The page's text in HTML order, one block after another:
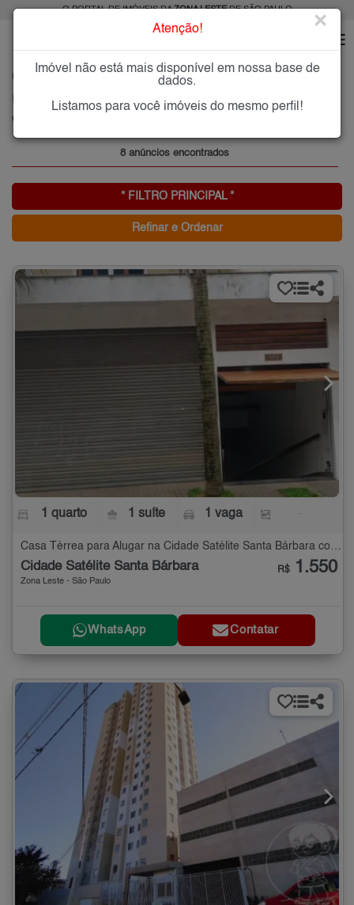
O PORTAL DE IMÓVEIS DAZONA LESTEDE SÃO PAULO
CIDADE SATÉLITE SANTA BÁRBARA
Cidade Satélite Santa Bárbara, Zona Leste
8 anúncios encontrados
* FILTRO PRINCIPAL *
Refinar e Ordenar
1 quarto 1 suíte 1 vaga
Cidade Satélite Santa Bárbara
Zona Leste - São Paulo
R$ 1.550
WhatsApp Contatar
Atenção! ×
Imóvel não está mais disponível em nossa base de
dados.
Listamos para você imóveis do mesmo perfil!